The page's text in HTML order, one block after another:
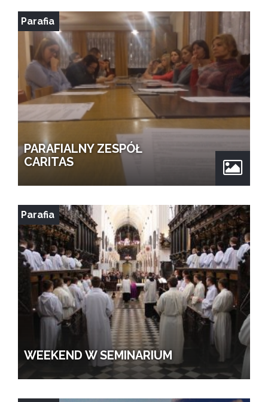
PARAFIALNY ZESPÓŁ
CARITAS
Parafia
WEEKEND W SEMINARIUM
Parafia